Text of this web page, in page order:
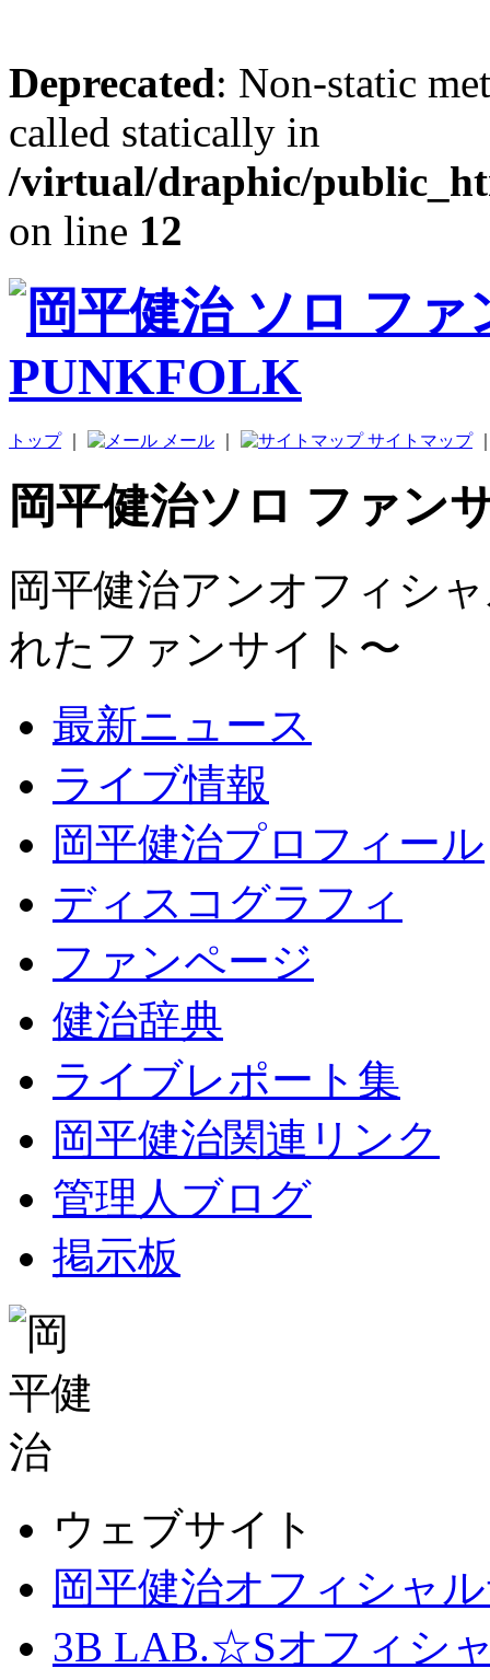
Deprecated: Non-static
called statically in
/virtual/draphic/
on line 12
トップ｜ メール サイトマップ
岡平健治ソロ ファン
岡平健治アンオフィシ
れたファンサイト〜
最新ニュース
ライブ情報
岡平健治プロフィール
ディスコグラフィ
ファンページ
健治辞典
ライブレポート集
岡平健治関連リンク
管理人ブログ
掲示板
ウェブサイト
岡平健治オフィシャ
3B LAB.☆Sオフィシ